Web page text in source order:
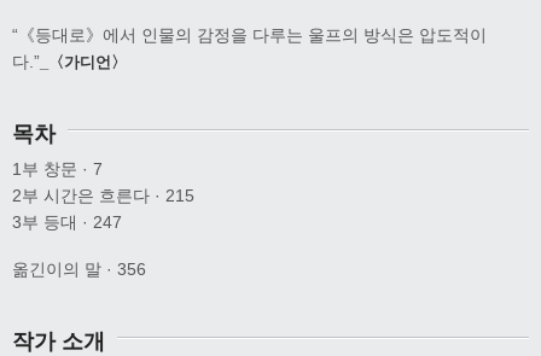
“《등대로》에서 인물의 감정을 다루는 울프의 방식은 압도적이
다.” _〈가디언〉
목차
1부 창문 · 7
2부 시간은 흐른다 · 215
3부 등대 · 247
옮긴이의 말 · 356
작가 소개